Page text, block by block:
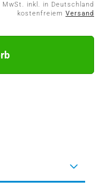
inkl. in Deutschland
kostenfreiem Versand